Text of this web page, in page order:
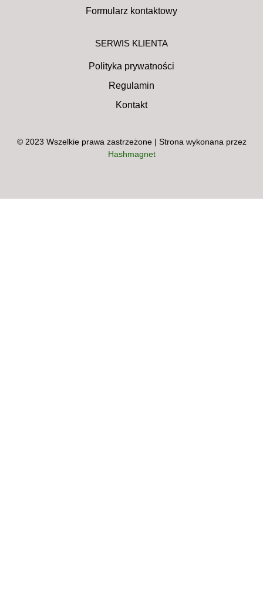
Formularz kontaktowy
SERWIS KLIENTA
Polityka prywatności
Regulamin
Kontakt
© 2023 Wszelkie prawa zastrzeżone | Strona wykonana przez
Hashmagnet